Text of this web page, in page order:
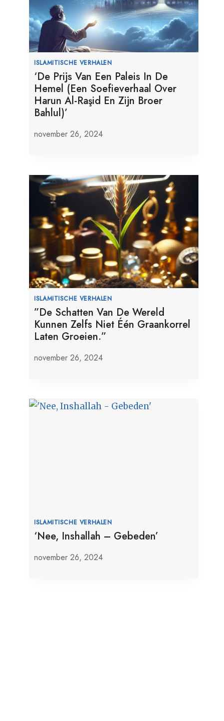
ISLAMITISCHE VERHALEN
‘De Prijs Van Een Paleis In De
Hemel (Een Soefieverhaal Over
Harun Al-Raşid En Zijn Broer
Bahlul)’
november 26, 2024
ISLAMITISCHE VERHALEN
”De Schatten Van De Wereld
Kunnen Zelfs Niet Één Graankorrel
Laten Groeien.”
november 26, 2024
ISLAMITISCHE VERHALEN
‘Nee, Inshallah – Gebeden’
november 26, 2024